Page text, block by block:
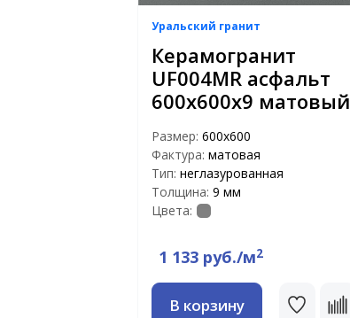
Уральский гранит
Керамогранит
UF004MR асфальт
600x600x9 матовый
Размер: 600х600
Фактура: матовая
Тип: неглазурованная
Толщина: 9 мм
Цвета:
1 133 руб./м2
В корзину